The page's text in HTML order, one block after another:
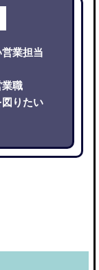
業担当
業職
図りたい